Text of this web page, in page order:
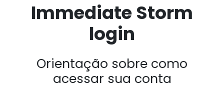
Immediate Storm
login
Orientação sobre como
acessar sua conta